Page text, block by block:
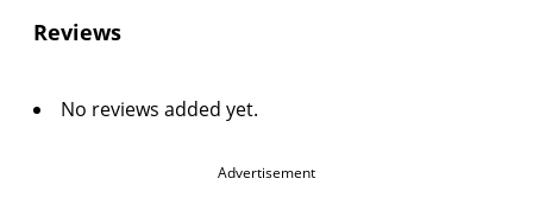
Reviews
No reviews added yet.
Advertisement